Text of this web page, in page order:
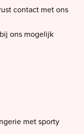
contact met ons
ons mogelijk
met sporty